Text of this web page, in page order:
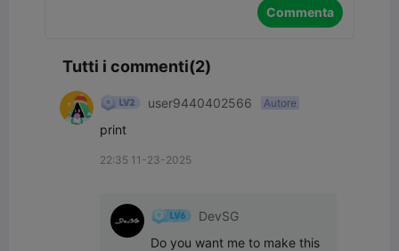
Commenta
Tutti i commenti(2)
user9440402566 Autore
print
22:35 11-23-2025
DevSG
Do you want me to make this